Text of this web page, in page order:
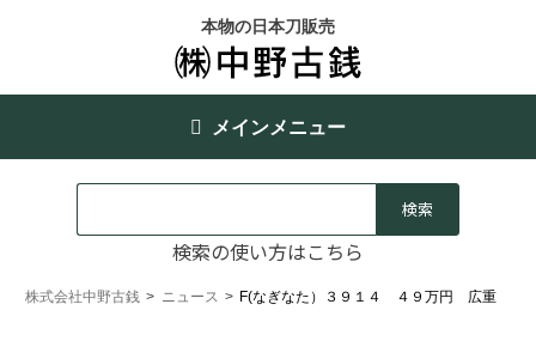
本物の日本刀販売
メインメニュー
検索の使い方はこちら
株式会社中野古銭 > ニュース > F(なぎなた）３９１４ ４９万円 広重